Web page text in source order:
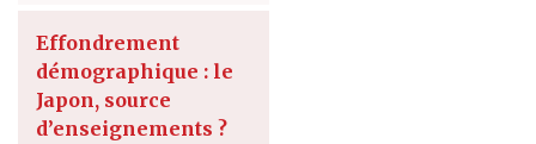
Effondrement
démographique : le
Japon, source
d’enseignements ?